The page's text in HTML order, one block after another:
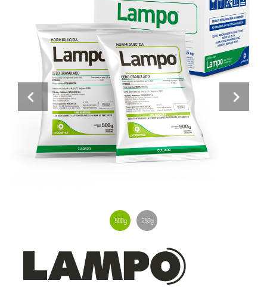
500g 250g
Previous Next